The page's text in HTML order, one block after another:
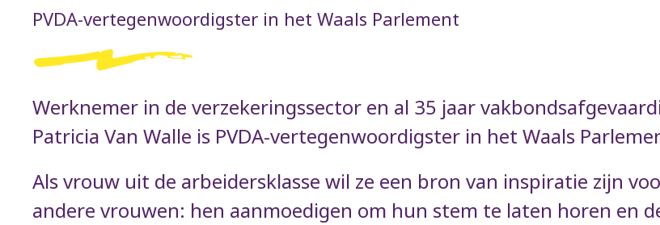
PVDA-vertegenwoordigster in het Waals Parlement
Werknemer in de verzekeringssector en al 35 jaar
Patricia Van Walle is PVDA-vertegenwoordigster in het Waals
Als vrouw uit de arbeidersklasse wil ze een bron van inspiratie zijn
andere vrouwen: hen aanmoedigen om hun stem te laten horen en